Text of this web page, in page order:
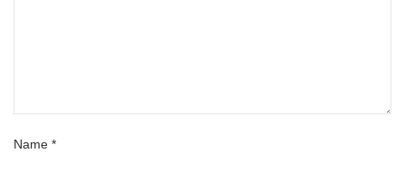
Name *